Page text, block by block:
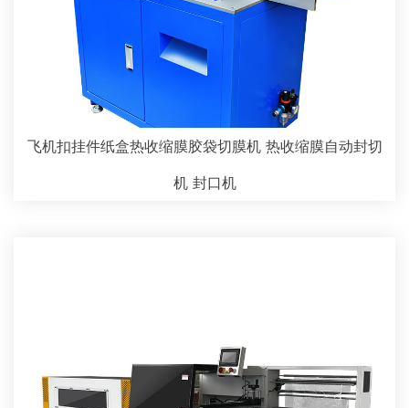
飞机扣挂件纸盒热收缩膜胶袋切膜机 热收缩膜自动封切
机 封口机